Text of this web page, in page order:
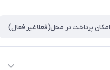
امکان پرداخت در محل(فعلا غیر فعال)